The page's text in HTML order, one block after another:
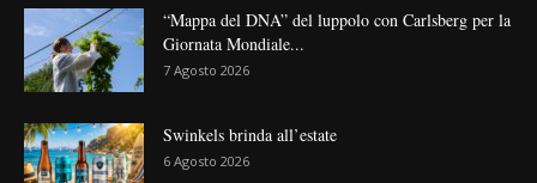
“Mappa del DNA” del luppolo con Carlsberg per la
Giornata Mondiale...
7 Agosto 2026
Swinkels brinda all’estate
6 Agosto 2026